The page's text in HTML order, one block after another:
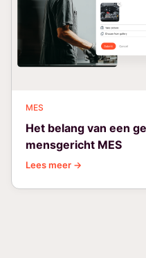
MES
Het belang van een
mensgericht MES
Lees meer →